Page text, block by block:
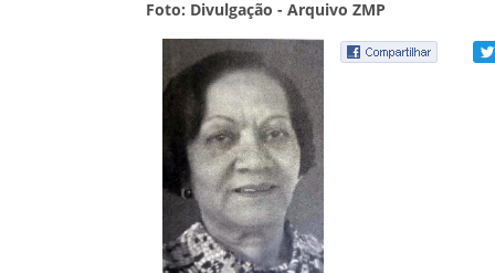
Foto: Divulgação - Arquivo ZMP